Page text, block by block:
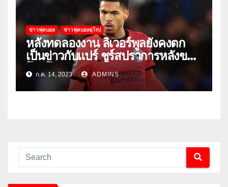
ข่าวฟุตบอล ข่าวฟุตบอลยุโรป
หลังทดลองงาน ลิเวอร์พูลยังคงตก
เป็นข่าวกับแปร์ ชูร์สปราการหลังของ
โตริโน่
ก.ค. 14, 2023 ADMINS